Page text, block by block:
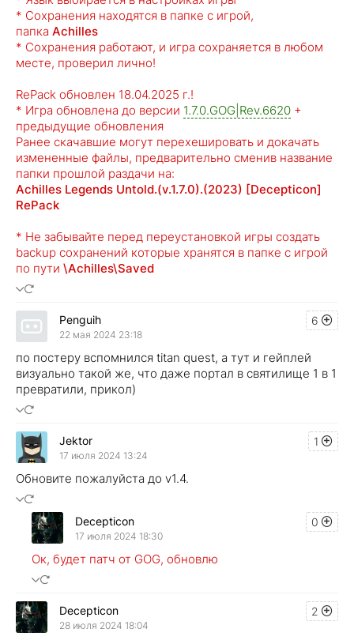
* Сохранения находятся в папке с игрой,
папка Achilles
* Сохранения работают, и игра сохраняется в любом
месте, проверил лично!
RePack обновлен 18.04.2025 г.!
* Игра обновлена до версии 1.7.0.GOG|Rev.6620 +
предыдущие обновления
Ранее скачавшие могут перехешировать и докачать
измененные файлы, предварительно сменив название
папки прошлой раздачи на:
Achilles Legends Untold.(v.1.7.0).(2023) [Decepticon]
RePack
* Не забывайте перед переустановкой игры создать
backup сохранений которые хранятся в папке с игрой
по пути \Achilles\Saved
6
Penguih
22 мая 2024 23:18
по постеру вспомнился titan quest, а тут и гейплей
визуально такой же, что даже портал в святилище 1 в 1
превратили, прикол)
1
Jektor
17 июля 2024 13:24
Обновите пожалуйста до v1.4.
0
Decepticon
17 июля 2024 18:30
Ок, будет патч от GOG, обновлю
2
Decepticon
28 июля 2024 18:04